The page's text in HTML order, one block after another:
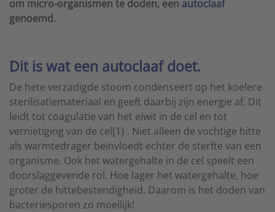
om micro-organismen te doden, een autoclaaf
genoemd.
Dit is wat een autoclaaf doet.
De hete verzadigde stoom condenseert op het koelere
sterilisatiemateriaal en geeft daarbij zijn energie af. Dit
leidt tot coagulatie van het eiwit in de cel en tot
vernietiging van de cel[1} . Niet alleen de vochtige hitte
als warmtedrager beïnvloedt echter de sterfte van een
organisme. Ook het watergehalte in de cel speelt een
doorslaggevende rol. Hoe lager het watergehalte, hoe
groter de hittebestendigheid. Daarom is het doden van
bacteriesporen zo moeilijk!